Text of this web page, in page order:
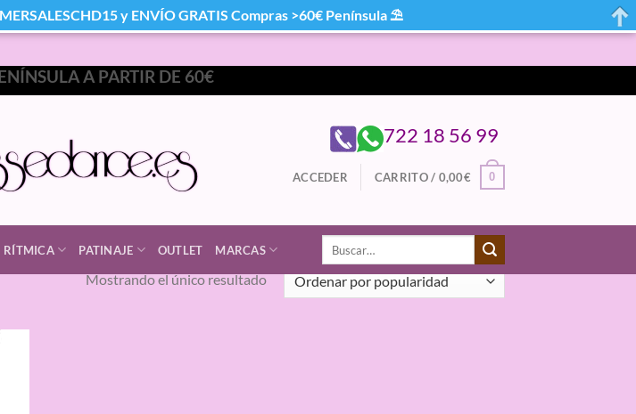
A PARTIR DE 60€
722 18 56 99
ACCEDER CARRITO / 0,00€ 0
RÍTMICA PATINAJE OUTLET MARCAS
Buscar
Mostrando el único resultado
y ENVÍO GRATIS Compras >60€ Península ⛱